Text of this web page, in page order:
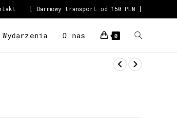
[ Darmowy transport od 150 PLN ]
Wydarzenia O nas 0